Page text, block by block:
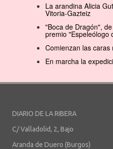
La arandina Alicia
Vitoria-Gazteiz
"Boca de Dragón",
premio "Espeleólogo
Comienzan las caras
En marcha la
DIARIO DE LA RIBERA
C/ Valladolid, 2, Bajo
Aranda de Duero (Burgos)